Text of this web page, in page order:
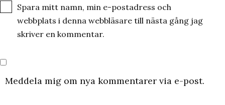
Spara mitt namn, min e-postadress och
webbplats i denna webbläsare till nästa gång jag
skriver en kommentar.
Meddela mig om nya kommentarer via e-post.